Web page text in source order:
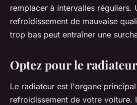
remplacer à intervalles réguliers.
refroidissement de mauvaise
trop bas peut entraîner une
Optez pour le
Le radiateur est l'organe
refroidissement de votre voiture.